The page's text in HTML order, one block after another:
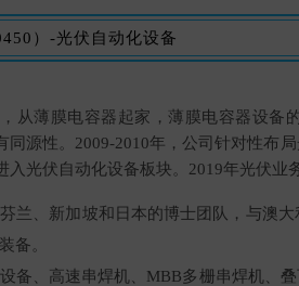
）-光伏自动化设备
从薄膜电容器起家，薄膜电容器设备
同源性。2009-2010年，公司针对性布
入光伏自动化设备板块。2019年光伏业
兰、新加坡和日本的博士团队，与澳
备。
备、高速串焊机、MBB多栅串焊机、